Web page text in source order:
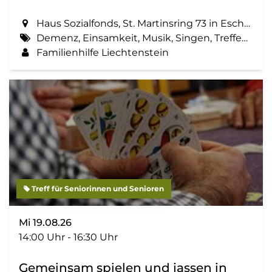
Haus Sozialfonds, St. Martinsring 73 in Eschen
Demenz, Einsamkeit, Musik, Singen, Treffen, Zemma tua - Senioren gemeinsam aktiv
Familienhilfe Liechtenstein
Treff für Seniorinnen und Senioren
Mi 19.08.26
14:00 Uhr - 16:30 Uhr
Gemeinsam spielen und jassen in